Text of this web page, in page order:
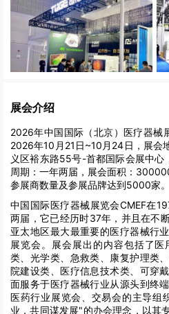
展会介绍
2026年中国国际（北京）医疗器械
2026年10月21日~10月24日，展会
义区裕东路55号-首都国际会展中心
周期：一年两届，展会面积：
参展商数量及参展品牌达到5000家。
中国国际医疗器械展览会CMEF在
两届，它已经历时37年，并且在不
亚太地区最大最重要的医疗器械行
展览会。展会展出的内容包括了
类、光学类、急救类、康复护理类
院建设类、医疗信息技术类、可穿
面服务于医疗器械行业从源头到终
医药行业展览会、交易会的主导组
业，共同谋发展"的办会理念，以其